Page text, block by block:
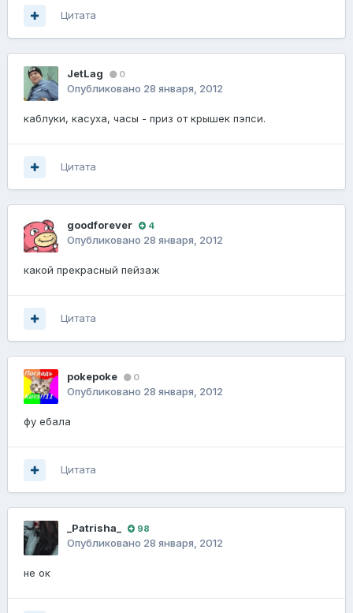
Цитата
JetLag 0
Опубликовано 28 января, 2012
каблуки, касуха, часы - приз от крышек пэпси.
Цитата
goodforever 4
Опубликовано 28 января, 2012
какой прекрасный пейзаж
Цитата
pokepoke 0
Опубликовано 28 января, 2012
фу ебала
Цитата
_Patrisha_ 98
Опубликовано 28 января, 2012
не ок